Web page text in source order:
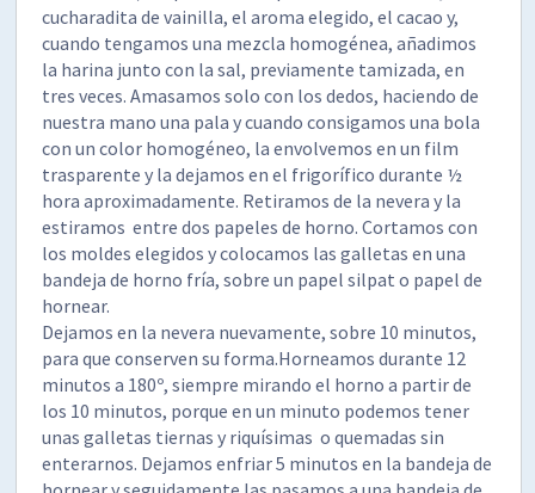
cucharadita de vainilla, el aroma elegido, el cacao y,
cuando tengamos una mezcla homogénea, añadimos
la harina junto con la sal, previamente tamizada, en
tres veces. Amasamos solo con los dedos, haciendo de
nuestra mano una pala y cuando consigamos una bola
con un color homogéneo, la envolvemos en un film
trasparente y la dejamos en el frigorífico durante ½
hora aproximadamente. Retiramos de la nevera y la
estiramos entre dos papeles de horno. Cortamos con
los moldes elegidos y colocamos las galletas en una
bandeja de horno fría, sobre un papel silpat o papel de
hornear.
Dejamos en la nevera nuevamente, sobre 10 minutos,
para que conserven su forma.Horneamos durante 12
minutos a 180º, siempre mirando el horno a partir de
los 10 minutos, porque en un minuto podemos tener
unas galletas tiernas y riquísimas o quemadas sin
enterarnos. Dejamos enfriar 5 minutos en la bandeja de